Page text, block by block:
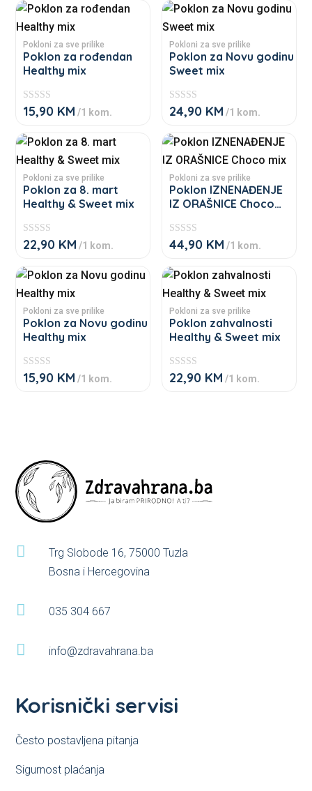
Pokloni za sve prilike
Poklon za rođendan
Healthy mix
★
★
★
★
15,90 KM /1 kom.
This
product
has
multiple
variants.
The
options
may
be
chosen
on
the
product
page
Pokloni za sve prilike
Poklon za Novu godinu
Sweet mix
★
★
★
★
24,90 KM /1 kom.
This
product
has
multiple
The
options
may
be
chosen
on
the
product
page
Pokloni za sve prilike
Poklon za 8. mart
Healthy & Sweet mix
★
★
★
★
22,90 KM /1 kom.
This
product
has
multiple
variants.
The
options
may
be
chosen
on
the
product
page
Pokloni za sve prilike
Poklon IZNENAĐENJE
IZ ORAŠNICE Choco
★
★
★
★
44,90 KM /1 kom.
This
product
has
multiple
The
options
may
be
chosen
on
the
product
page
Pokloni za sve prilike
Poklon za Novu godinu
Healthy mix
★
★
15,90 KM /1 kom.
This
product
has
multiple
variants.
The
options
the
product
page
Pokloni za sve prilike
Poklon zahvalnosti
Healthy & Sweet mix
★
★
22,90 KM /1 kom.
This
product
has
multiple
variants.
The
options
product

Trg Slobode 16, 75000 Tuzla
Bosna i Hercegovina
 035 304 667
 info@zdravahrana.ba
Korisnički servisi
Često postavljena pitanja
Sigurnost plaćanja